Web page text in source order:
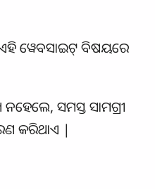
ୱେବସାଇଟ୍ ବିଷୟରେ
ସମସ୍ତ ସାମଗ୍ରୀ
କରିଥାଏ |